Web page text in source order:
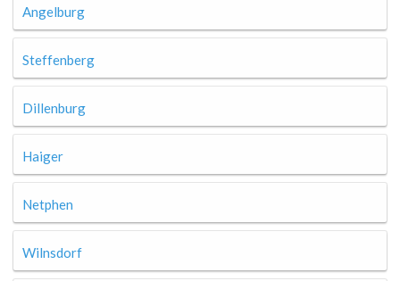
Angelburg
Steffenberg
Dillenburg
Haiger
Netphen
Wilnsdorf